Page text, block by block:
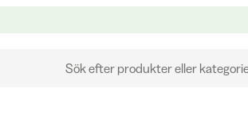
Sök efter produkter eller